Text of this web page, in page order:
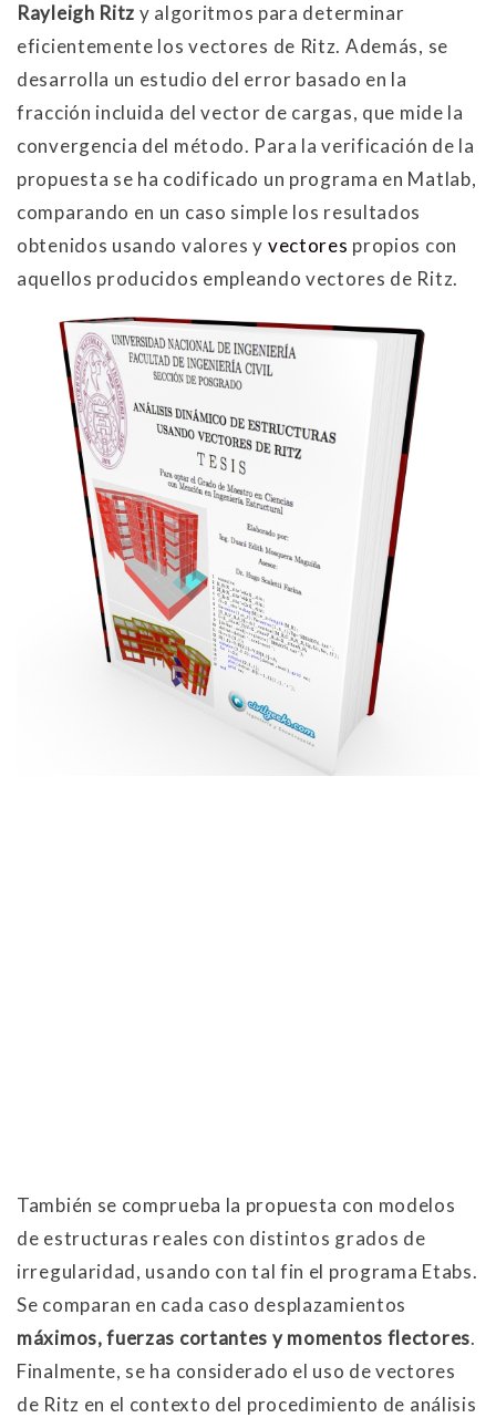
Rayleigh Ritz y algoritmos para determinar
eficientemente los vectores de Ritz. Además, se
desarrolla un estudio del error basado en la
fracción incluida del vector de cargas, que mide la
convergencia del método. Para la verificación de la
propuesta se ha codificado un programa en Matlab,
comparando en un caso simple los resultados
obtenidos usando valores y vectores propios con
aquellos producidos empleando vectores de Ritz.
También se comprueba la propuesta con modelos
de estructuras reales con distintos grados de
irregularidad, usando con tal fin el programa Etabs.
Se comparan en cada caso desplazamientos
máximos, fuerzas cortantes y momentos flectores.
Finalmente, se ha considerado el uso de vectores
de Ritz en el contexto del procedimiento de análisis